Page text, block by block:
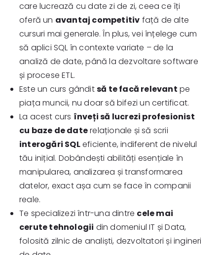
care lucrează cu date zi de zi, ceea ce îți
oferă un avantaj competitiv față de alte
cursuri mai generale. În plus, vei înțelege cum
să aplici SQL în contexte variate – de la
analiză de date, până la dezvoltare software
și procese ETL.
Este un curs gânditsă te facă relevant pe
piața muncii, nu doar să bifezi un certificat.
La acest curs înveți să lucrezi profesionist
cu baze de daterelaționale și să scrii
interogări SQLeficiente, indiferent de nivelul
tău inițial. Dobândești abilități esențiale în
manipularea, analizarea și transformarea
datelor, exact așa cum se face în companii
reale.
Te specializezi într-una dintre cele mai
cerute tehnologii din domeniul IT și Data,
folosită zilnic de analiști, dezvoltatori și ingineri